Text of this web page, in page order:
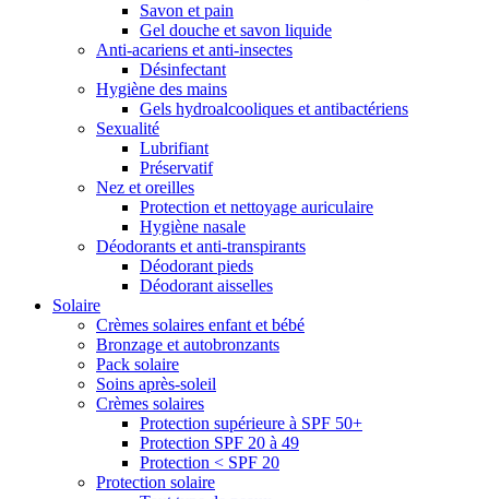
Savon et pain
Gel douche et savon liquide
Anti-acariens et anti-insectes
Désinfectant
Hygiène des mains
Gels hydroalcooliques et antibactériens
Sexualité
Lubrifiant
Préservatif
Nez et oreilles
Protection et nettoyage auriculaire
Hygiène nasale
Déodorants et anti-transpirants
Déodorant pieds
Déodorant aisselles
Solaire
Crèmes solaires enfant et bébé
Bronzage et autobronzants
Pack solaire
Soins après-soleil
Crèmes solaires
Protection supérieure à SPF 50+
Protection SPF 20 à 49
Protection < SPF 20
Protection solaire